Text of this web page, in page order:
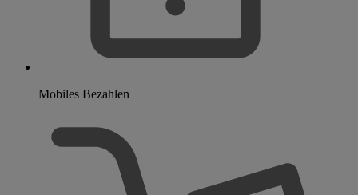
Mobiles Bezahlen